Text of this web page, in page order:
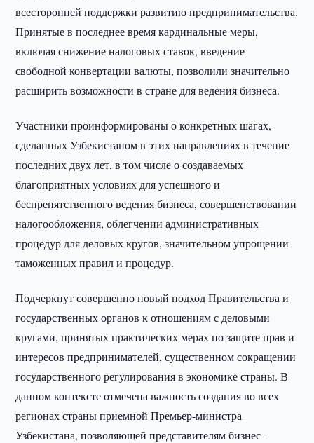
всесторонней поддержки развитию предпринимательства.
Принятые в последнее время кардинальные меры,
включая снижение налоговых ставок, введение
свободной конвертации валюты, позволили значительно
расширить возможности в стране для ведения бизнеса.
Участники проинформированы о конкретных шагах,
сделанных Узбекистаном в этих направлениях в течение
последних двух лет, в том числе о создаваемых
благоприятных условиях для успешного и
беспрепятственного ведения бизнеса, совершенствовании
налогообложения, облегчении административных
процедур для деловых кругов, значительном упрощении
таможенных правил и процедур.
Подчеркнут совершенно новый подход Правительства и
государственных органов к отношениям с деловыми
кругами, принятых практических мерах по защите прав и
интересов предпринимателей, существенном сокращении
государственного регулирования в экономике страны. В
данном контексте отмечена важность создания во всех
регионах страны приемной Премьер-министра
Узбекистана, позволяющей представителям бизнес-